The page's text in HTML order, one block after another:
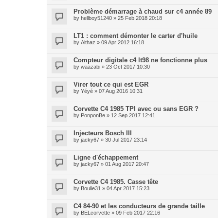
Problème démarrage à chaud sur c4 année 89
by hellboy51240 » 25 Feb 2018 20:18
LT1 : comment démonter le carter d'huile
by Althaz » 09 Apr 2012 16:18
Compteur digitale c4 lt98 ne fonctionne plus
by waazabi » 23 Oct 2017 10:30
Virer tout ce qui est EGR
by Yéyé » 07 Aug 2016 10:31
Corvette C4 1985 TPI avec ou sans EGR ?
by PonponBe » 12 Sep 2017 12:41
Injecteurs Bosch III
by jacky67 » 30 Jul 2017 23:14
Ligne d'échappement
by jacky67 » 01 Aug 2017 20:47
Corvette C4 1985. Casse tête
by Boulie31 » 04 Apr 2017 15:23
C4 84-90 et les conducteurs de grande taille
by BELcorvette » 09 Feb 2017 22:16